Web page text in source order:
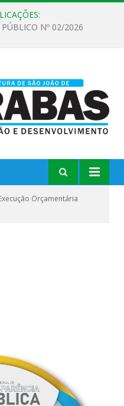
Nº 02/2026
Orçamentária